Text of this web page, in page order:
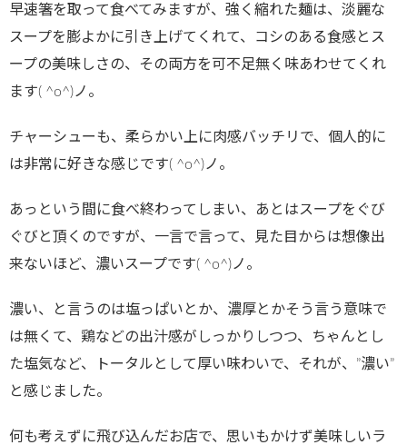
早速箸を取って食べてみますが、強く縮れた麺は、淡麗な
スープを膨よかに引き上げてくれて、コシのある食感とス
ープの美味しさの、その両方を可不足無く味あわせてくれ
ます( ^o^)ノ。
チャーシューも、柔らかい上に肉感バッチリで、個人的に
は非常に好きな感じです( ^o^)ノ。
あっという間に食べ終わってしまい、あとはスープをぐび
ぐびと頂くのですが、一言で言って、見た目からは想像出
来ないほど、濃いスープです( ^o^)ノ。
濃い、と言うのは塩っぱいとか、濃厚とかそう言う意味で
は無くて、鶏などの出汁感がしっかりしつつ、ちゃんとし
た塩気など、トータルとして厚い味わいで、それが、”濃い”
と感じました。
何も考えずに飛び込んだお店で、思いもかけず美味しいラ